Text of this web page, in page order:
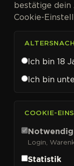
bestätige
Cookie-
Ich bin 18
Ich bin
COOKIE-
Notwendig
Login,
Statistik